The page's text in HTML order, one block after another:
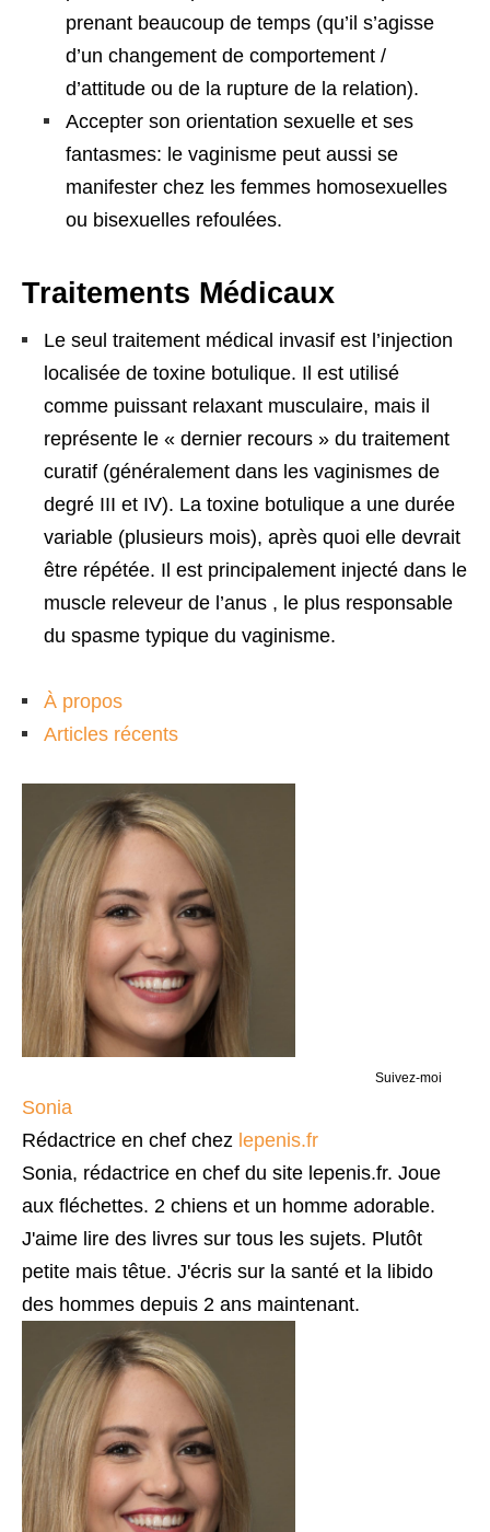
prenant beaucoup de temps (qu’il s’agisse
d’un changement de comportement /
d’attitude ou de la rupture de la relation).
Accepter son orientation sexuelle et ses
fantasmes: le vaginisme peut aussi se
manifester chez les femmes homosexuelles
ou bisexuelles refoulées.
Traitements Médicaux
Le seul traitement médical invasif est l’injection
localisée de toxine botulique. Il est utilisé
comme puissant relaxant musculaire, mais il
représente le « dernier recours » du traitement
curatif (généralement dans les vaginismes de
degré III et IV). La toxine botulique a une durée
variable (plusieurs mois), après quoi elle devrait
être répétée. Il est principalement injecté dans le
muscle releveur de l’anus , le plus responsable
du spasme typique du vaginisme.
À propos
Articles récents
Suivez-moi
Sonia
Rédactrice en chef chez lepenis.fr
Sonia, rédactrice en chef du site lepenis.fr. Joue
aux fléchettes. 2 chiens et un homme adorable.
J'aime lire des livres sur tous les sujets. Plutôt
petite mais têtue. J'écris sur la santé et la libido
des hommes depuis 2 ans maintenant.